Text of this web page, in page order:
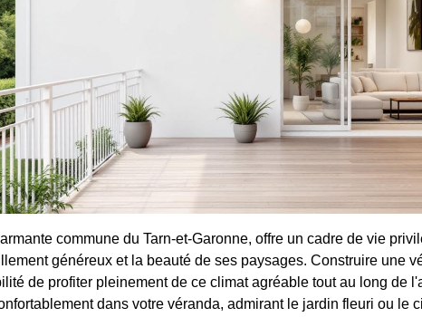
commune du Tarn-et-Garonne, offre un cadre de vie
généreux et la beauté de ses paysages. Construire une
de profiter pleinement de ce climat agréable tout au long de
dans votre véranda, admirant le jardin fleuri ou le